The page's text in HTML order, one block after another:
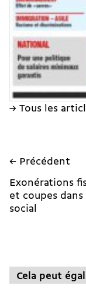
→ Tous les
← Précédent
Exonérations
et coupes dans
social
Cela peut